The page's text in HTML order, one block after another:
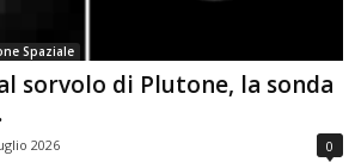
Spaziale
sorvolo di Plutone, la sonda
2026 0